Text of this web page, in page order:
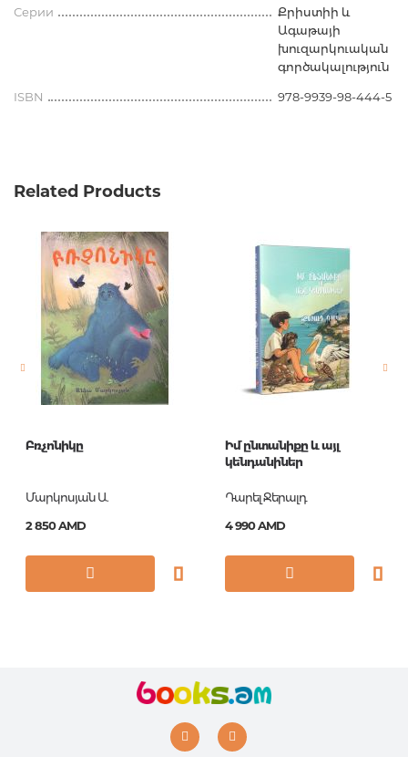
Серии
Քրիստիի և
Ագաթայի
խուզարկուական
գործակալություն
ISBN 978-9939-98-444-5
Related Products
Բռչոնիկը
Մարկոսյան Ա.
2 850 AMD
Իմ ընտանիքը և այլ
կենդանիներ
Դարել Ջերալդ
4 990 AMD